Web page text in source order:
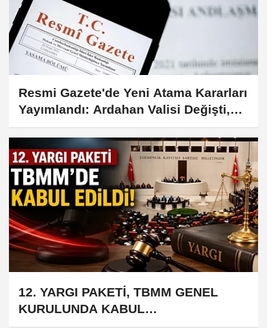
Resmi Gazete'de Yeni Atama Kararları
Yayımlandı: Ardahan Valisi Değişti,
Göç İdaresi'nde 4 Genel Müdür
Görevden Alındı
12. YARGI PAKETİ, TBMM GENEL
KURULUNDA KABUL